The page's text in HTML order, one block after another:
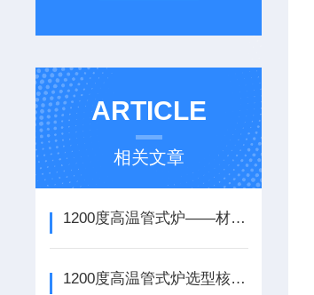
ARTICLE
相关文章
1200度高温管式炉——材料热处理与科研实验的多功能核心加热设备
1200度高温管式炉选型核心考量